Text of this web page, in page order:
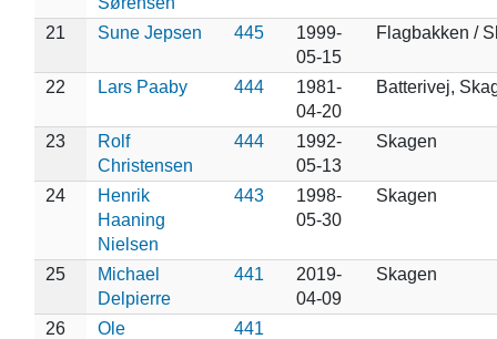
21 Sune Jepsen 445
1999-
05-15
Flagbakken /
22 Lars Paaby 444
1981-
04-20
Batterivej,
23
Rolf
Christensen
444
1992-
05-13
Skagen
24
Henrik
Haaning
Nielsen
443
1998-
05-30
Skagen
25
Michael
Delpierre
441
2019-
04-09
Skagen
26
Ole
441